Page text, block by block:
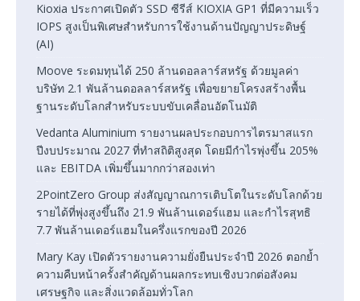
Kioxia ประกาศเปิดตัว SSD ซีรีส์ KIOXIA GP1 ที่มีความเร็ว
IOPS สูงเป็นพิเศษสำหรับการใช้งานด้านปัญญาประดิษฐ์
(AI)
Moove ระดมทุนได้ 250 ล้านดอลลาร์สหรัฐ ด้วยมูลค่า
บริษัท 2.1 พันล้านดอลลาร์สหรัฐ เพื่อขยายโครงสร้างพื้น
ฐานระดับโลกสำหรับระบบขับเคลื่อนอัตโนมัติ
Vedanta Aluminium รายงานผลประกอบการไตรมาสแรก
ปีงบประมาณ 2027 ที่ทำสถิติสูงสุด โดยมีกำไรพุ่งขึ้น 205%
และ EBITDA เพิ่มขึ้นมากกว่าสองเท่า
2PointZero Group ส่งสัญญาณการเติบโตในระดับโลกด้วย
รายได้ที่พุ่งสูงขึ้นถึง 21.9 พันล้านเดอร์แฮม และกำไรสุทธิ
7.7 พันล้านเดอร์แฮมในครึ่งแรกของปี 2026
Mary Kay เปิดตัวรายงานความยั่งยืนประจำปี 2026 ตอกย้ำ
ความคืบหน้าครั้งสำคัญด้านผลกระทบเชิงบวกต่อสังคม
เศรษฐกิจ และสิ่งแวดล้อมทั่วโลก